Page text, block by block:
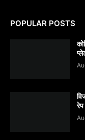
POPULAR POSTS
रेप